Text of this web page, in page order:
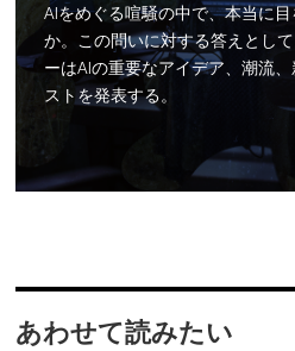
AIをめぐる喧騒の中で、本当に
か。この問いに対する答えとし
ーはAIの重要なアイデア、潮流
ストを発表する。
あわせて読みたい